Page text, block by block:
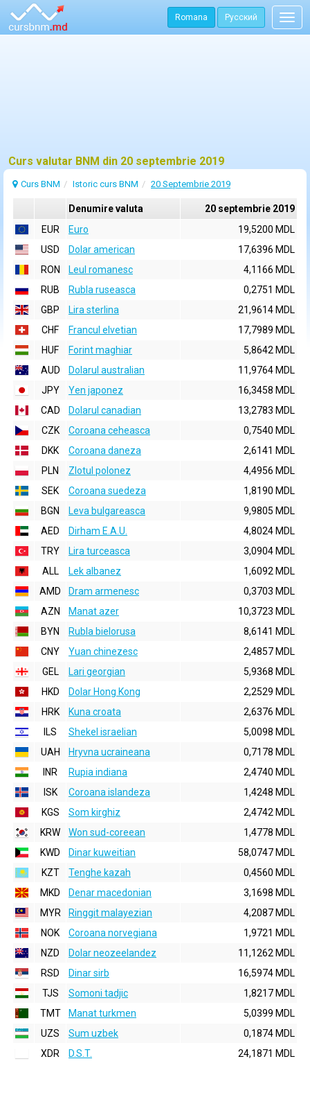
Romana Русский
Curs valutar BNM din 20 septembrie 2019
Curs BNM Istoric curs BNM 20 Septembrie 2019
Denumire valuta
20 septembrie 2019
EUR
Euro
19,5200 MDL
USD
Dolar american
17,6396 MDL
RON
Leul romanesc
4,1166 MDL
RUB
Rubla ruseasca
0,2751 MDL
GBP
Lira sterlina
21,9614 MDL
CHF
Francul elvetian
17,7989 MDL
HUF
Forint maghiar
5,8642 MDL
AUD
Dolarul australian
11,9764 MDL
JPY
Yen japonez
16,3458 MDL
CAD
Dolarul canadian
13,2783 MDL
CZK
Coroana ceheasca
0,7540 MDL
DKK
Coroana daneza
2,6141 MDL
PLN
Zlotul polonez
4,4956 MDL
SEK
Coroana suedeza
1,8190 MDL
BGN
Leva bulgareasca
9,9805 MDL
AED
Dirham E.A.U.
4,8024 MDL
TRY
Lira turceasca
3,0904 MDL
ALL
Lek albanez
1,6092 MDL
AMD
Dram armenesc
0,3703 MDL
AZN
Manat azer
10,3723 MDL
BYN
Rubla bielorusa
8,6141 MDL
CNY
Yuan chinezesc
2,4857 MDL
GEL
Lari georgian
5,9368 MDL
HKD
Dolar Hong Kong
2,2529 MDL
HRK
Kuna croata
2,6376 MDL
ILS
Shekel israelian
5,0098 MDL
UAH
Hryvna ucraineana
0,7178 MDL
INR
Rupia indiana
2,4740 MDL
ISK
Coroana islandeza
1,4248 MDL
KGS
Som kirghiz
2,4742 MDL
KRW
Won sud-coreean
1,4778 MDL
KWD
Dinar kuweitian
58,0747 MDL
KZT
Tenghe kazah
0,4560 MDL
MKD
Denar macedonian
3,1698 MDL
MYR
Ringgit malayezian
4,2087 MDL
NOK
Coroana norvegiana
1,9721 MDL
NZD
Dolar neozeelandez
11,1262 MDL
RSD
Dinar sirb
16,5974 MDL
TJS
Somoni tadjic
1,8217 MDL
TMT
Manat turkmen
5,0399 MDL
UZS
Sum uzbek
0,1874 MDL
XDR
D.S.T. 24,1871 MDL